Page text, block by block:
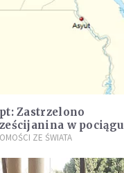
Zastrzelono
w pociągu
ZE ŚWIATA